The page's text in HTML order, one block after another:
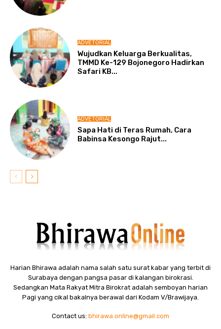
ADVETORIAL
Wujudkan Keluarga Berkualitas,
TMMD Ke-129 Bojonegoro Hadirkan
Safari KB...
ADVETORIAL
Sapa Hati di Teras Rumah, Cara
Babinsa Kesongo Rajut...
Harian Bhirawa adalah nama salah satu surat kabar yang terbit di
Surabaya dengan pangsa pasar di kalangan birokrasi.
Sedangkan Mata Rakyat Mitra Birokrat adalah semboyan harian
Pagi yang cikal bakalnya berawal dari Kodam V/Brawijaya.
Contact us: bhirawa.online@gmail.com